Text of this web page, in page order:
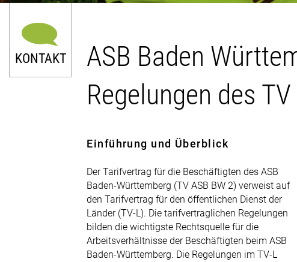
KONTAKT
E-Mail senden
Newsletter
ASB Baden
Regelungen des
Einführung und Überblick
Der Tarifvertrag für die Beschäftigten des ASB
Baden-Württemberg (TV ASB BW 2) verweist auf
den Tarifvertrag für den öffentlichen Dienst der
Länder (TV-L). Die tarifvertraglichen Regelungen
bilden die wichtigste Rechtsquelle für die
Arbeitsverhältnisse der Beschäftigten beim ASB
Baden-Württemberg. Die Regelungen im TV-L